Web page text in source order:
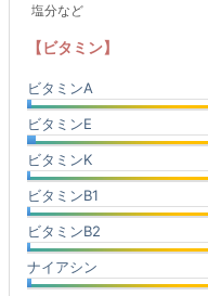
塩分など
【ビタミン】
ビタミンA
ビタミンE
ビタミンK
ビタミンB1
ビタミンB2
ナイアシン